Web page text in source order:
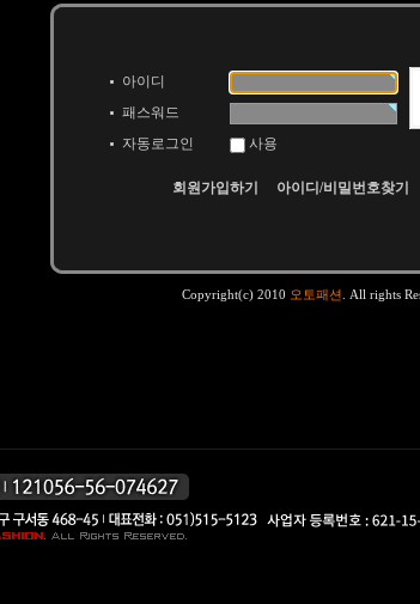
아이디
패스워드
자동로그인
사용
회원가입하기 아이디/비밀번호찾기
Copyright(c) 2010 오토패션 . All rights